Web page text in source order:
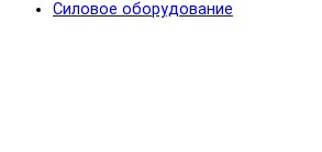
Силовое оборудование